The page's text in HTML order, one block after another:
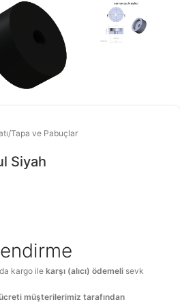
/Tapa ve Pabuçlar
Siyah
kargo ilekarşı (alıcı) ödemeli sevk
müşterilerimiz tarafından